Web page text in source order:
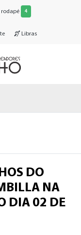
rodapé 4
Libras
DO
NA
DIA 02 DE